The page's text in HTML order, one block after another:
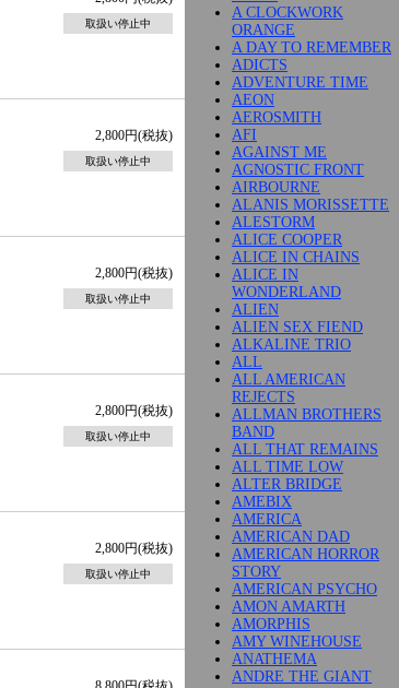
取扱い停止中
2,800円(税抜)
取扱い停止中
2,800円(税抜)
取扱い停止中
2,800円(税抜)
取扱い停止中
2,800円(税抜)
取扱い停止中
A CLOCKWORK
ORANGE
A DAY TO REMEMBER
ADICTS
ADVENTURE TIME
AEON
AEROSMITH
AFI
AGAINST ME
AGNOSTIC FRONT
AIRBOURNE
ALANIS MORISSETTE
ALESTORM
ALICE COOPER
ALICE IN CHAINS
ALICE IN
WONDERLAND
ALIEN
ALIEN SEX FIEND
ALKALINE TRIO
ALL
ALL AMERICAN
REJECTS
ALLMAN BROTHERS
BAND
ALL THAT REMAINS
ALL TIME LOW
ALTER BRIDGE
AMEBIX
AMERICA
AMERICAN DAD
AMERICAN HORROR
STORY
AMERICAN PSYCHO
AMON AMARTH
AMORPHIS
AMY WINEHOUSE
ANATHEMA
ANDRE THE GIANT